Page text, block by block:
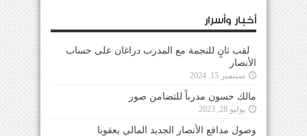
أخبار وأسرار
لقب ثانٍ للنجمة مع المدرب دراغان على حساب
الأنصار
سبتمبر 15, 2024
مالك حسون مدرباً للتضامن صور
يوليو 28, 2023
وصول مدافع الأنصار الجديد المالي يعقوبا